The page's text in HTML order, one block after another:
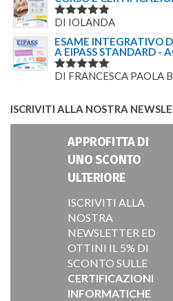
VALUTATO
DI IOLANDA
ESAME INTEGRATIVO
A EIPASS STANDARD -
VALUTATO
DI FRANCESCA PAOLA
ISCRIVITI ALLA NOSTRA
APPROFITTA DI
UNO SCONTO
ULTERIORE
ISCRIVITI ALLA
NOSTRA
NEWSLETTER ED
OTTINI IL 5% DI
SCONTO SULLE
CERTIFICAZIONI
INFORMATICHE